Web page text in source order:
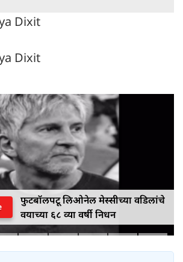
Dixit
Dixit
फुटबॉलपटू लिओनेल मेस्सीच्या वडिलांचे
वयाच्या ६८ व्या वर्षी निधन